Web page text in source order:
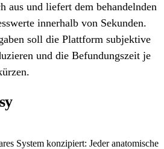
aus und liefert dem behandelnden
innerhalb von Sekunden.
soll die Plattform subjektive
und die Befundungszeit je
System konzipiert: Jeder anatomische